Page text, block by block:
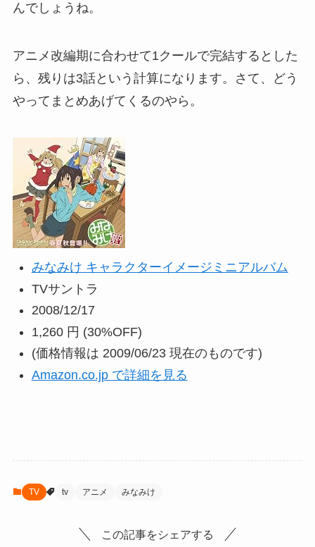
んでしょうね。
アニメ改編期に合わせて1クールで完結するとした
ら、残りは3話という計算になります。さて、どう
やってまとめあげてくるのやら。
みなみけ キャラクターイメージミニアルバム
TVサントラ
2008/12/17
1,260 円 (30%OFF)
(価格情報は 2009/06/23 現在のものです)
Amazon.co.jp で詳細を見る
TV tv アニメ みなみけ
この記事をシェアする